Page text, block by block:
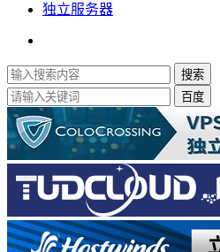
独立服务器